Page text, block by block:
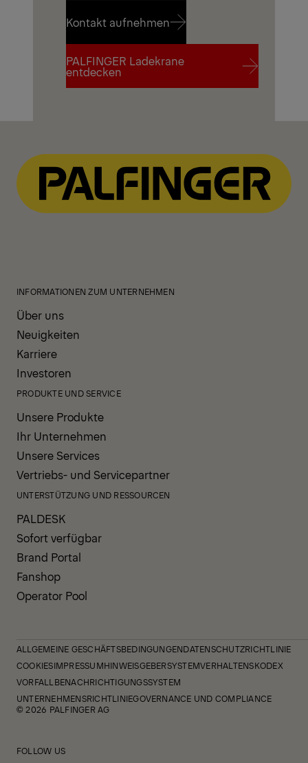
Kontakt aufnehmen
Kontakt aufnehmen
PALFINGER Ladekrane
entdecken
INFORMATIONEN ZUM UNTERNEHMEN
Über uns
Neuigkeiten
Karriere
Investoren
PRODUKTE UND SERVICE
Unsere Produkte
Ihr Unternehmen
Unsere Services
Vertriebs- und Servicepartner
UNTERSTÜTZUNG UND RESSOURCEN
PALDESK
Sofort verfügbar
Brand Portal
Fanshop
Operator Pool
ALLGEMEINE GESCHÄFTSBEDINGUNGENDATENSCHUTZRICHTLINIE
COOKIESIMPRESSUMHINWEISGEBERSYSTEMVERHALTENSKODEX
VORFALLBENACHRICHTIGUNGSSYSTEM
UNTERNEHMENSRICHTLINIEGOVERNANCE UND COMPLIANCE
© 2026 PALFINGER AG
FOLLOW US